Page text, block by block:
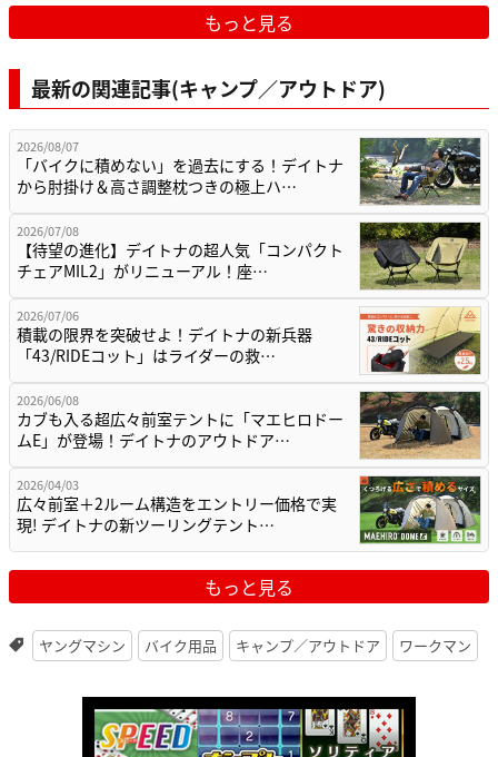
もっと見る
最新の関連記事(キャンプ／アウトドア)
2026/08/07
「バイクに積めない」を過去にする！デイトナ
から肘掛け＆高さ調整枕つきの極上ハ…
2026/07/08
【待望の進化】デイトナの超人気「コンパクト
チェアMIL2」がリニューアル！座…
2026/07/06
積載の限界を突破せよ！デイトナの新兵器
「43/RIDEコット」はライダーの救…
2026/06/08
カブも入る超広々前室テントに「マエヒロドー
ムE」が登場！デイトナのアウトドア…
2026/04/03
広々前室＋2ルーム構造をエントリー価格で実
現! デイトナの新ツーリングテント…
もっと見る
ヤングマシン バイク用品 キャンプ／アウトドア ワークマン